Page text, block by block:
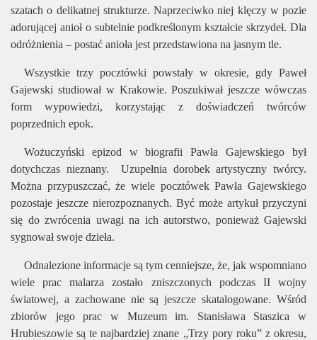
szatach o delikatnej strukturze. Naprzeciwko niej klęczy w pozie
adorującej anioł o subtelnie podkreślonym kształcie skrzydeł. Dla
odróżnienia – postać anioła jest przedstawiona na jasnym tle.
Wszystkie trzy pocztówki powstały w okresie, gdy Paweł
Gajewski studiował w Krakowie. Poszukiwał jeszcze wówczas
form wypowiedzi, korzystając z doświadczeń twórców
poprzednich epok.
Wożuczyński epizod w biografii Pawła Gajewskiego był
dotychczas nieznany.
Uzupełnia dorobek artystyczny twórcy.
Można przypuszczać, że wiele pocztówek Pawła Gajewskiego
pozostaje jeszcze nierozpoznanych. Być może artykuł przyczyni
się do zwrócenia uwagi na ich autorstwo, ponieważ Gajewski
sygnował swoje dzieła.
Odnalezione informacje są tym cenniejsze, że, jak wspomniano
wiele prac malarza zostało zniszczonych podczas II wojny
światowej, a zachowane nie są jeszcze skatalogowane. Wśród
zbiorów jego prac w Muzeum im. Stanisława Staszica w
Hrubieszowie są te najbardziej znane „Trzy pory roku” z okresu,